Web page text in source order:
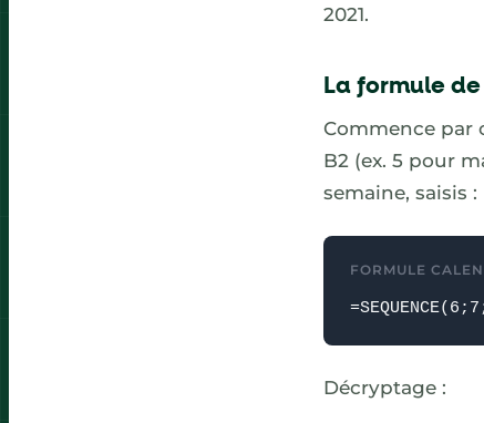
2021.
La formule
Commence par
B2 (ex. 5 pour
semaine, saisis :
FORMULE
Décryptage :